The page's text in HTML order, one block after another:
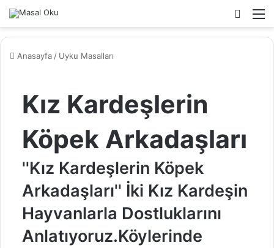
Arama
yap
Anasayfa / Uyku Masalları
Kız Kardeşlerin
Köpek Arkadaşları
''Kız Kardeşlerin Köpek
Arkadaşları'' İki Kız Kardeşin
Hayvanlarla Dostluklarını
Anlatıyoruz.Köylerinde